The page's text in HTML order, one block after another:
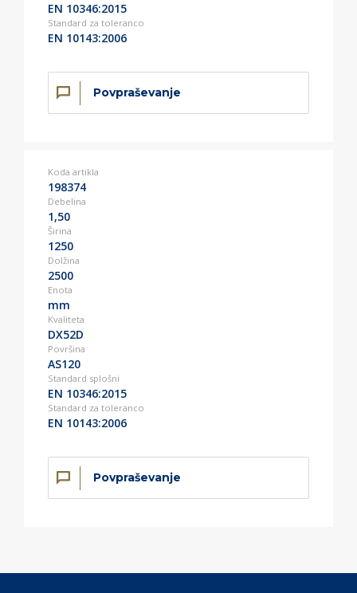
EN 10346:2015
Standard za toleranco
EN 10143:2006
Povpraševanje
Koda artikla
198374
Debelina
1,50
Širina
1250
Dolžina
2500
Enota
mm
Kvaliteta
DX52D
Površina
AS120
Standard splošni
EN 10346:2015
Standard za toleranco
EN 10143:2006
Povpraševanje